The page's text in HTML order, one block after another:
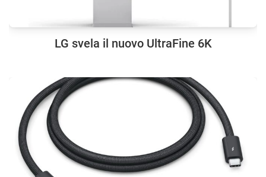
LG svela il nuovo UltraFine 6K